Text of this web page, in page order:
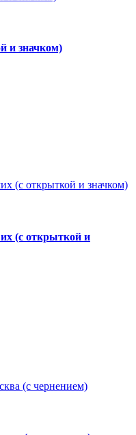
и значком)
(с открыткой и